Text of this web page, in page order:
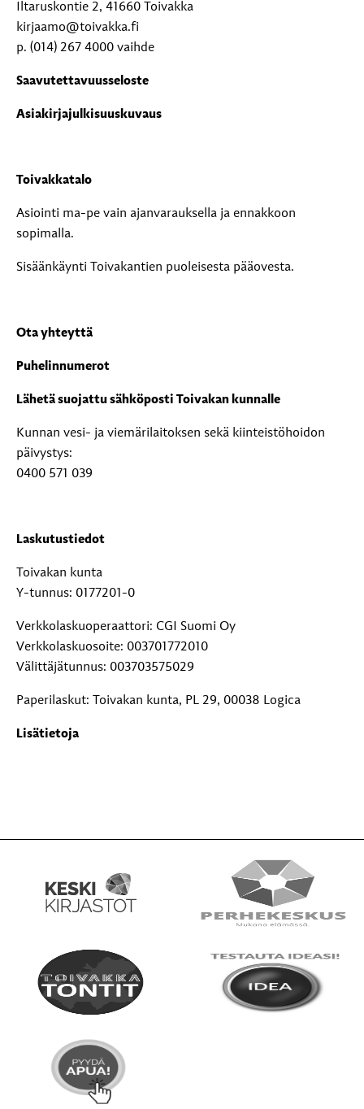
Iltaruskontie 2, 41660 Toivakka
kirjaamo@toivakka.fi
p. (014) 267 4000 vaihde
Saavutettavuusseloste
Asiakirjajulkisuuskuvaus
Toivakkatalo
Asiointi ma-pe vain ajanvarauksella ja ennakkoon
sopimalla.
Sisäänkäynti Toivakantien puoleisesta pääovesta.
Ota yhteyttä
Puhelinnumerot
Lähetä suojattu sähköposti Toivakan kunnalle
Kunnan vesi- ja viemärilaitoksen sekä kiinteistöhoidon
päivystys:
0400 571 039
Laskutustiedot
Toivakan kunta
Y-tunnus: 0177201-0
Verkkolaskuoperaattori: CGI Suomi Oy
Verkkolaskuosoite: 003701772010
Välittäjätunnus: 003703575029
Paperilaskut: Toivakan kunta, PL 29, 00038 Logica
Lisätietoja